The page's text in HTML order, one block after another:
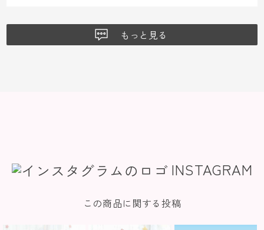
もっと見る
INSTAGRAM
この商品に関する投稿